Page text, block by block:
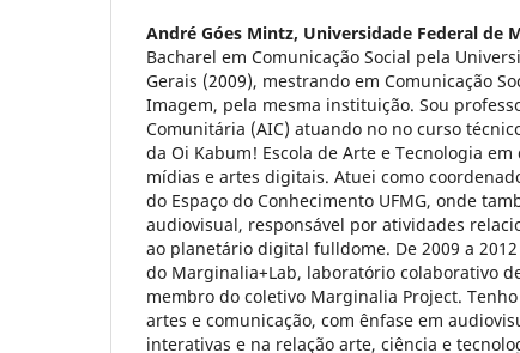
André Góes Mintz, Universidade Federal de
Bacharel em Comunicação Social pela
Gerais (2009), mestrando em Comunicação
Imagem, pela mesma instituição. Sou
Comunitária (AIC) atuando no no curso
da Oi Kabum! Escola de Arte e Tecnologia
mídias e artes digitais. Atuei como
do Espaço do Conhecimento UFMG, onde
audiovisual, responsável por atividades
ao planetário digital fulldome. De 2009 a
do Marginalia+Lab, laboratório colaborativo
membro do coletivo Marginalia Project.
artes e comunicação, com ênfase em
interativas e na relação arte, ciência e